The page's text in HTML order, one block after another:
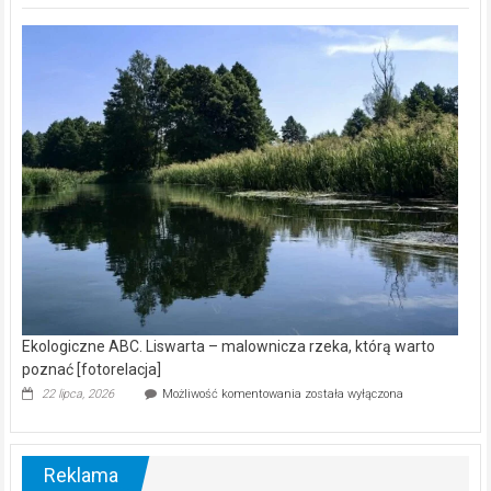
kamerą
wśród
Ekologiczne ABC. Liswarta – malownicza rzeka, którą warto
poznać [fotorelacja]
22 lipca, 2026 Możliwość komentowania Ekologiczne
–
została wyłączona
Reklama